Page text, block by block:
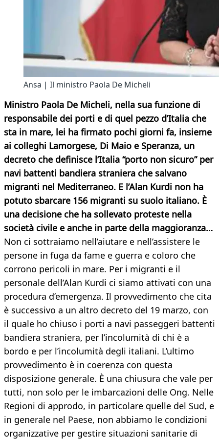
Ansa | Il ministro Paola De Micheli
Ministro Paola De Micheli, nella sua funzione di
responsabile dei porti e di quel pezzo d’Italia che
sta in mare, lei ha firmato pochi giorni fa, insieme
ai colleghi Lamorgese, Di Maio e Speranza, un
decreto che definisce l’Italia “porto non sicuro” per
navi battenti bandiera straniera che salvano
migranti nel Mediterraneo. E l’Alan Kurdi non ha
potuto sbarcare 156 migranti su suolo italiano. È
una decisione che ha sollevato proteste nella
società civile e anche in parte della maggioranza…
Non ci sottraiamo nell’aiutare e nell’assistere le
persone in fuga da fame e guerra e coloro che
corrono pericoli in mare. Per i migranti e il
personale dell’Alan Kurdi ci siamo attivati con una
procedura d’emergenza. Il provvedimento che cita
è successivo a un altro decreto del 19 marzo, con
il quale ho chiuso i porti a navi passeggeri battenti
bandiera straniera, per l’incolumità di chi è a
bordo e per l’incolumità degli italiani. L’ultimo
provvedimento è in coerenza con questa
disposizione generale. È una chiusura che vale per
tutti, non solo per le imbarcazioni delle Ong. Nelle
Regioni di approdo, in particolare quelle del Sud, e
in generale nel Paese, non abbiamo le condizioni
organizzative per gestire situazioni sanitarie di